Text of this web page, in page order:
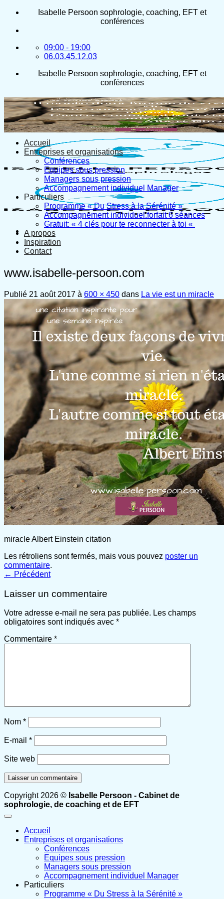
Passer
contenu
Isabelle Persoon sophrologie, coaching, EFT et
conférences
09:00 - 19:00
06.03.45.12.03
Isabelle Persoon sophrologie, coaching, EFT et
conférences
Accueil
Entreprises et organisations
Conférences
Equipes sous pression
Managers sous pression
Accompagnement individuel Manager
Particuliers
Programme « Du Stress à la Sérénité »
Accompagnement individuel:forfait 6 séances
Gratuit: « 4 clés pour te reconnecter à toi «
A propos
Inspiration
Contact
www.isabelle-persoon.com
Publié 21 août 2017 à 600 × 450 dans La vie est un miracle
miracle Albert Einstein citation
Les rétroliens sont fermés, mais vous pouvez poster un
commentaire.
← Précédent
Laisser un commentaire
Votre adresse e-mail ne sera pas publiée. Les champs
obligatoires sont indiqués avec *
Commentaire *
Nom *
E-mail *
Site web
Copyright 2026 © Isabelle Persoon - Cabinet de
sophrologie, de coaching et de EFT
Accueil
Entreprises et organisations
Conférences
Equipes sous pression
Managers sous pression
Accompagnement individuel Manager
Particuliers
Programme « Du Stress à la Sérénité »